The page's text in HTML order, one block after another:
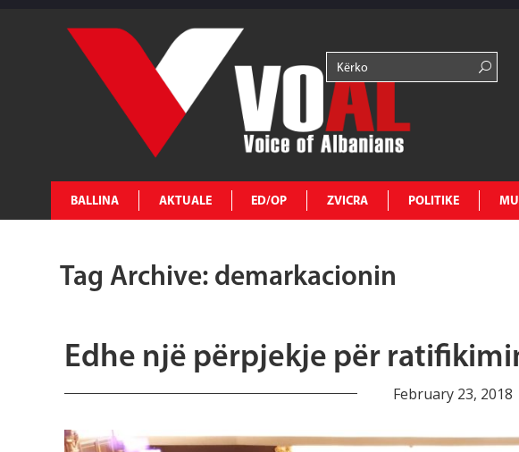
BALLINA AKTUALE ED/OP ZVICRA POLITIKE
Tag Archive: demarkacionin
Edhe një përpjekje për
February 23, 2018